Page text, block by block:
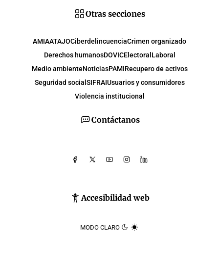
Contáctanos
Accesibilidad web
MODO CLARO
Otras secciones
AMIAATAJOCiberdelincuenciaCrimen organizado
Derechos humanosDOVICElectoral Laboral
Medio ambienteNoticiasPAMIRecupero de activos
Seguridad social SIFRAIUsuarios y consumidores
Violencia institucional